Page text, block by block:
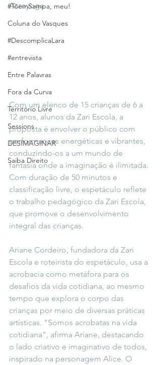
#TôemSampa, meu!
Coluna do Vasques
#DescomplicaLara
#entrevista
Entre Palavras
Fora da Curva
Território Livre
Sessions
DESIMAGINAR
Saiba Direito
Acroyoga.
Com um elenco de 15 crianças de 6 a
12 anos, alunos da Zari Escola, a
proposta é envolver o público com
performances energéticas e vibrantes,
conduzindo-os a um mundo de
fantasia onde a imaginação é ilimitada.
Com duração de 50 minutos e
classificação livre, o espetáculo reflete
o trabalho pedagógico da Zari Escola,
que promove o desenvolvimento
integral das crianças.
Ariane Cordeiro, fundadora da Zari
Escola e roteirista do espetáculo, usa a
acrobacia como metáfora para os
desafios da vida cotidiana, ao mesmo
tempo que explora o corpo das
crianças por meio de diversas práticas
artísticas. "Somos acrobatas na vida
cotidiana", afirma Ariane, destacando
o lado criativo e imaginativo de todos,
inspirado na personagem Alice. O